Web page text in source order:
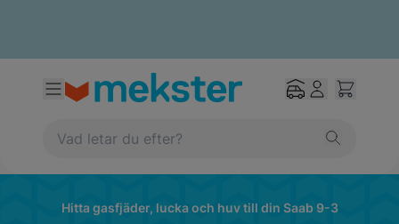
Hitta gasfjäder, lucka och huv till din Saab 9-3